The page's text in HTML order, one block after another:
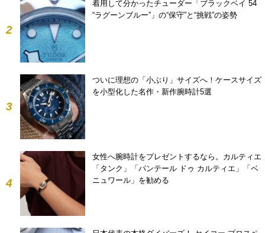
2
着用して分かったチューダー「ブラックベイ 54
“ラグーンブルー”」の“保守”と“挑戦”の姿勢
3
ついに理想の「小ぶり」サイズへ！ケースサイズ
を小型化した名作・新作腕時計5選
4
女性へ腕時計をプレゼントするなら。カルティエ
「タンク」「パンテール ドゥ カルティエ」「ベ
ニュワール」を勧める